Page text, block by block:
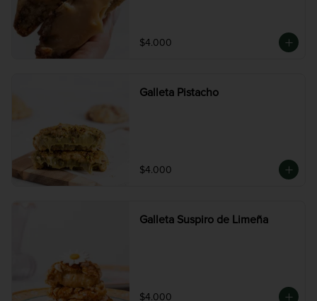
$4.000
Galleta Pistacho
$4.000
Galleta Suspiro de Limeña
$4.000